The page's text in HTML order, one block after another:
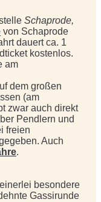
Schaprode,
von Schaprode
dauert ca. 1
kostenlos.
am
dem großen
(am
zwar auch direkt
Pendlern und
freien
Auch
.
besondere
Gassirunde